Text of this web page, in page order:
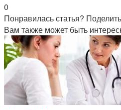
0
Понравилась статья?
Вам также может быть